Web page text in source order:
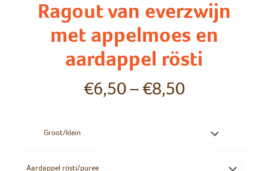
Ragout van everzwijn
met appelmoes en
aardappel rösti
€6,50–€8,50
Groot/klein
Aardappel rösti/puree